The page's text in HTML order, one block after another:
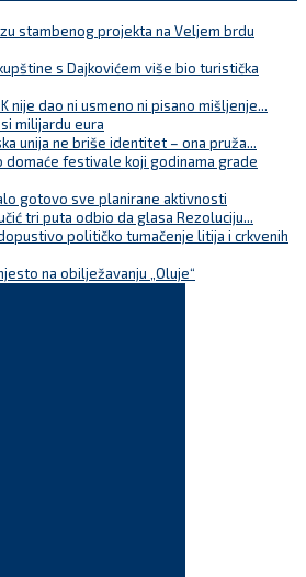
stambenog projekta na Veljem brdu
s Dajkovićem više bio turistička
nije dao ni usmeno ni pisano mišljenje...
milijardu eura
unija ne briše identitet – ona pruža...
domaće festivale koji godinama grade
gotovo sve planirane aktivnosti
tri puta odbio da glasa Rezoluciju...
političko tumačenje litija i crkvenih
na obilježavanju „Oluje“